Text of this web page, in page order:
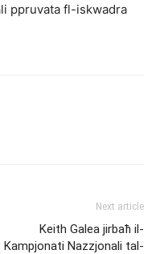
ppruvata fl-iskwadra
Next article
Keith Galea jirbaħ il-
Kampjonati Nazzjonali tal-